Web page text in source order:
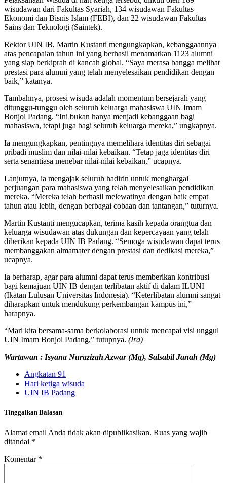
wisudawan dari Fakultas Syariah, 134 wisudawan Fakultas
Ekonomi dan Bisnis Islam (FEBI), dan 22 wisudawan Fakultas
Sains dan Teknologi (Saintek).
Rektor UIN IB, Martin Kustanti mengungkapkan, kebanggaannya
atas pencapaian tahun ini yang berhasil menamatkan 1123 alumni
yang siap berkiprah di kancah global. “Saya merasa bangga melihat
prestasi para alumni yang telah menyelesaikan pendidikan dengan
baik,” katanya.
Tambahnya, prosesi wisuda adalah momentum bersejarah yang
ditunggu-tunggu oleh seluruh keluarga mahasiswa UIN Imam
Bonjol Padang. “Ini bukan hanya menjadi kebanggaan bagi
mahasiswa, tetapi juga bagi seluruh keluarga mereka,” ungkapnya.
Ia mengungkapkan, pentingnya memelihara identitas diri sebagai
pribadi muslim dan nilai-nilai kebaikan. “Tetap jaga identitas diri
serta senantiasa menebar nilai-nilai kebaikan,” ucapnya.
Lanjutnya, ia mengajak seluruh hadirin untuk menghargai
perjuangan para mahasiswa yang telah menyelesaikan pendidikan
mereka. “Mereka telah berhasil melewatinya dengan baik empat
tahun atau lebih, dengan berbagai cobaan dan tantangan,” tuturnya.
Martin Kustanti mengucapkan, terima kasih kepada orangtua dan
keluarga wisudawan atas dukungan dan kepercayaan yang telah
diberikan kepada UIN IB Padang. “Semoga wisudawan dapat terus
membanggakan almamater dengan prestasi dan dedikasi mereka,”
ucapnya.
Ia berharap, agar para alumni dapat terus memberikan kontribusi
bagi kemajuan UIN IB dengan terlibatan aktif di dalam ILUNI
(Ikatan Lulusan Universitas Indonesia). “Keterlibatan alumni sangat
diharapkan untuk mendukung perkembangan kampus ini,”
harapnya.
“Mari kita bersama-sama berkolaborasi untuk mencapai visi unggul
UIN Imam Bonjol Padang,” tutupnya. (Ira)
Wartawan : Isyana Nurazizah Azwar (Mg), Salsabil Janah (Mg)
Angkatan 91
Hari ketiga wisuda
UIN IB Padang
Tinggalkan Balasan
Alamat email Anda tidak akan dipublikasikan. Ruas yang wajib
ditandai *
Komentar *